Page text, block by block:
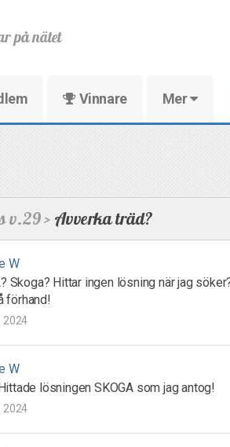
på nätet
Vinnare Mer
v.29 > Avverka träd?
W
Skoga? Hittar ingen lösning när jag
förhand!
2024
W
lösningen SKOGA som jag antog!
2024